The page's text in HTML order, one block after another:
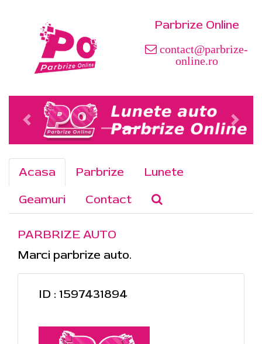
Parbrize Online
contact@parbrize-
online.ro
Acasa Parbrize
Lunete
Geamuri
Contact
PARBRIZE AUTO
Marci parbrize auto.
ID : 1597431894